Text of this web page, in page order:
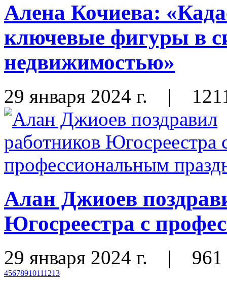
Алена Кочиева:
ключевые фигуры в
недвижимостью»
29 января 2024 г. |
Алан Джиоев
Югосреестра с
29 января 2024 г. | 961
45678910111213